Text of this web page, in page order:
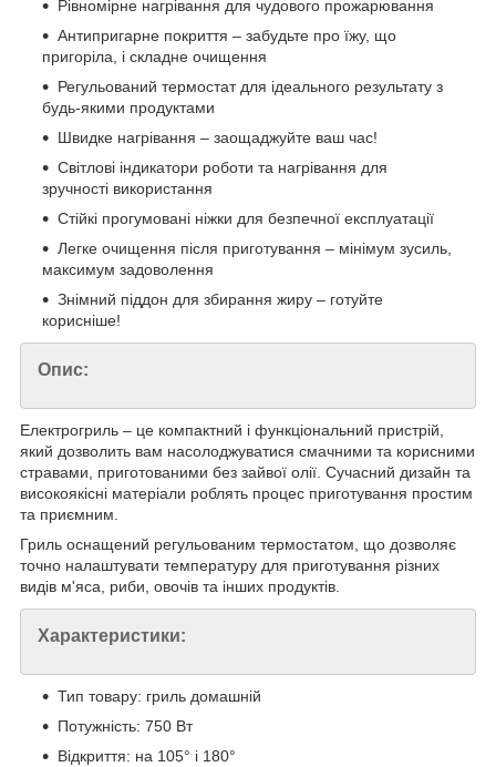
Рівномірне нагрівання для чудового прожарювання
Антипригарне покриття – забудьте про їжу, що
пригоріла, і складне очищення
Регульований термостат для ідеального результату з
будь-якими продуктами
Швидке нагрівання – заощаджуйте ваш час!
Світлові індикатори роботи та нагрівання для
зручності використання
Стійкі прогумовані ніжки для безпечної експлуатації
Легке очищення після приготування – мінімум зусиль,
максимум задоволення
Знімний піддон для збирання жиру – готуйте
корисніше!
Опис:
Електрогриль – це компактний і функціональний пристрій,
який дозволить вам насолоджуватися смачними та корисними
стравами, приготованими без зайвої олії. Сучасний дизайн та
високоякісні матеріали роблять процес приготування простим
та приємним.
Гриль оснащений регульованим термостатом, що дозволяє
точно налаштувати температуру для приготування різних
видів м'яса, риби, овочів та інших продуктів.
Характеристики:
Тип товару: гриль домашній
Потужність: 750 Вт
Відкриття: на 105° і 180°